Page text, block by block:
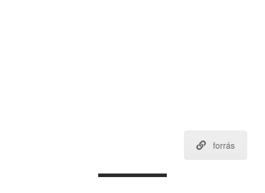
forrás